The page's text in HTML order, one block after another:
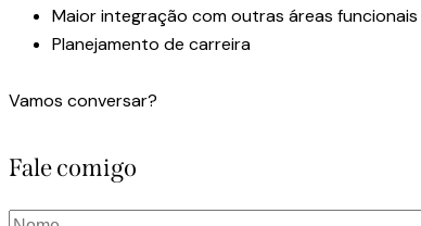
Maior integração com outras áreas funcionais
Planejamento de carreira
Vamos conversar?
Fale comigo